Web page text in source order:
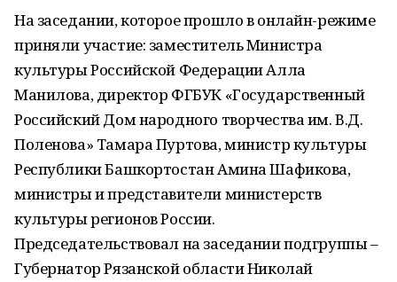
На заседании, которое прошло в онлайн-режиме
приняли участие: заместитель Министра
культуры Российской Федерации Алла
Манилова, директор ФГБУК «Государственный
Российский Дом народного творчества им. В.Д.
Поленова» Тамара Пуртова, министр культуры
Республики Башкортостан Амина Шафикова,
министры и представители министерств
культуры регионов России.
Председательствовал на заседании подгруппы –
Губернатор Рязанской области Николай